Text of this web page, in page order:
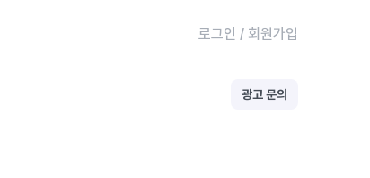
로그인 / 회원가입
광고 문의